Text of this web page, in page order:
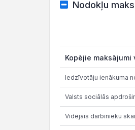
Nodokļu
Kopējie
Iedzīvotāju ienākuma
Valsts sociālās
Vidējais darbinieku